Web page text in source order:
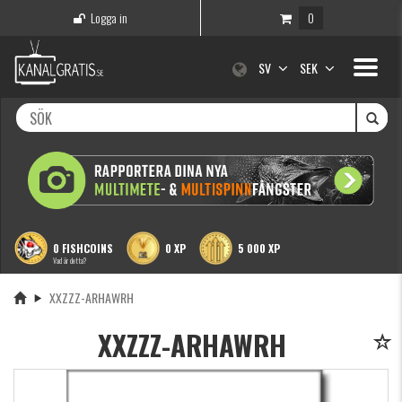
Logga in 0
Toggle
SV SEK
0 FISHCOINS
Vad är detta?
0 XP 5 000 XP
XXZZZ-ARHAWRH
XXZZZ-ARHAWRH